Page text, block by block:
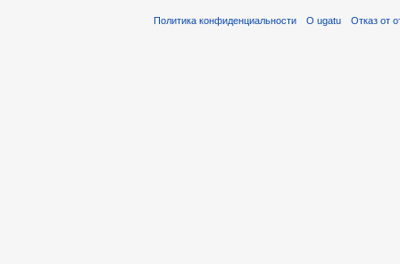
Политика конфиденциальности О ugatu Отказ от